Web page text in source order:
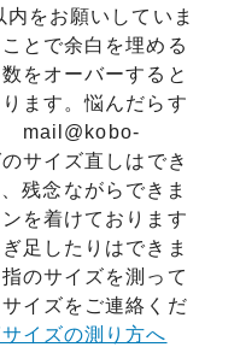
をお願いしていま
とで余白を埋める
をオーバーすると
ます。悩んだらす
mail@kobo-
サイズ直しはでき
残念ながらできま
を着けております
足したりはできま
のサイズを測って
イズをご連絡くだ
イズの測り方へ